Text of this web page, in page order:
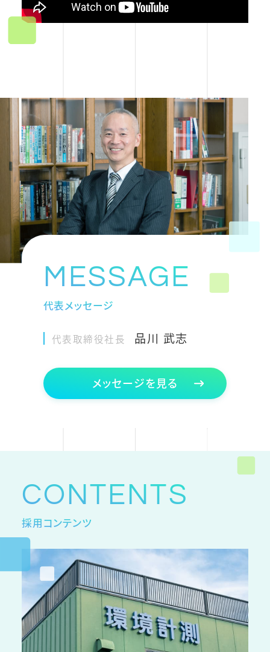
MESSAGE
代表メッセージ
代表取締役社長 品川 武志
メッセージを見る
CONTENTS
採用コンテンツ